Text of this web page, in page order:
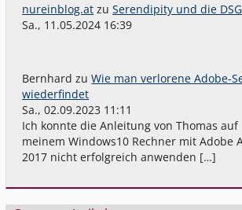
nureinblog.at zuSerendipity und die
Sa., 11.05.2024 16:39
Bernhard zuWie man verlorene Adobe-
wiederfindet
Sa., 02.09.2023 11:11
Ich konnte die Anleitung von Thomas auf
meinem Windows10 Rechner mit Adobe
2017 nicht erfolgreich anwenden […]